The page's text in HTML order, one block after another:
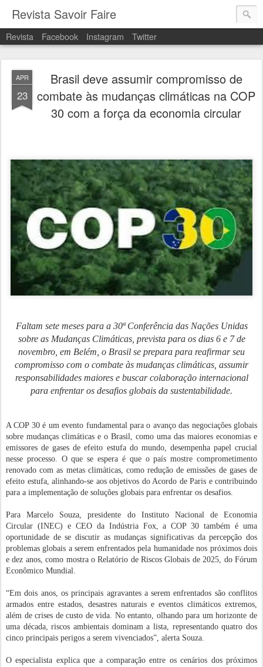
Revista Savoir Faire
Revista Facebook Instagram Twitter
APR
23
Brasil deve assumir compromisso de
combate às mudanças climáticas na COP
30 com a força da economia circular
Faltam sete meses para a 30ª Conferência das Nações Unidas
sobre as Mudanças Climáticas, prevista para os dias 6 e 7 de
novembro, em Belém, o Brasil se prepara para reafirmar seu
compromisso com o combate às mudanças climáticas, assumir
responsabilidades maiores e buscar colaboração internacional
para enfrentar os desafios globais da sustentabilidade.
A COP 30 é um evento fundamental para o avanço das negociações globais
sobre mudanças climáticas e o Brasil, como uma das maiores economias e
emissores de gases de efeito estufa do mundo, desempenha papel crucial
nesse processo. O que se espera é que o país mostre comprometimento
renovado com as metas climáticas, como redução de emissões de gases de
efeito estufa, alinhando-se aos objetivos do Acordo de Paris e contribuindo
para a implementação de soluções globais para enfrentar os desafios.
Para Marcelo Souza, presidente do Instituto Nacional de Economia
Circular (INEC) e CEO da Indústria Fox, a COP 30 também é uma
oportunidade de se discutir as mudanças significativas da percepção dos
problemas globais a serem enfrentados pela humanidade nos próximos dois
e dez anos, como mostra o Relatório de Riscos Globais de 2025, do Fórum
Econômico Mundial.
“Em dois anos, os principais agravantes a serem enfrentados são conflitos
armados entre estados, desastres naturais e eventos climáticos extremos,
além de crises de custo de vida. No entanto, olhando para um horizonte de
uma década, riscos ambientais dominam a lista, representando quatro dos
cinco principais perigos a serem vivenciados”, alerta Souza.
O especialista explica que a comparação entre os cenários dos próximos